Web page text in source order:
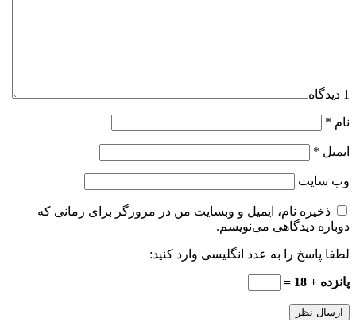
1 دیدگاه
نام *
ایمیل *
وب‌ سایت
ذخیره نام، ایمیل و وبسایت من در مرورگر برای زمانی که
دوباره دیدگاهی می‌نویسم.
لطفا پاسخ را به عدد انگلیسی وارد کنید:
پانزده + 18 =